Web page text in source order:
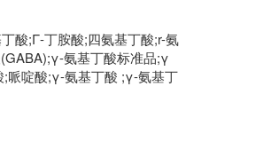
酸;Γ-丁胺酸;四氨基丁酸;r-氨
氨基丁酸标准品;γ
;哌啶酸;γ-氨基丁酸 ​;γ-氨基丁